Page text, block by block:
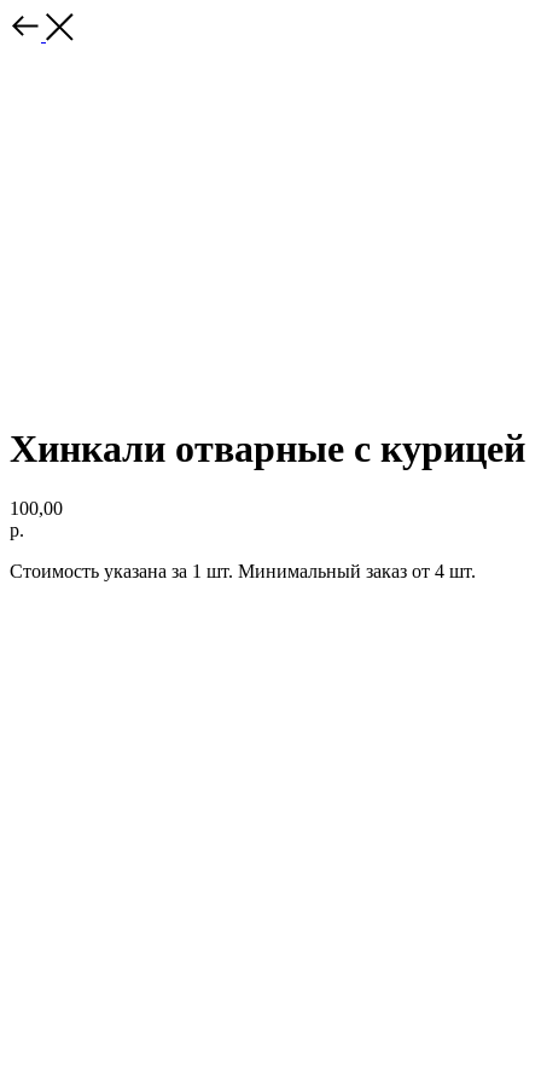
Хинкали отварные с курицей
100,00
р.
Стоимость указана за 1 шт. Минимальный заказ от 4 шт.